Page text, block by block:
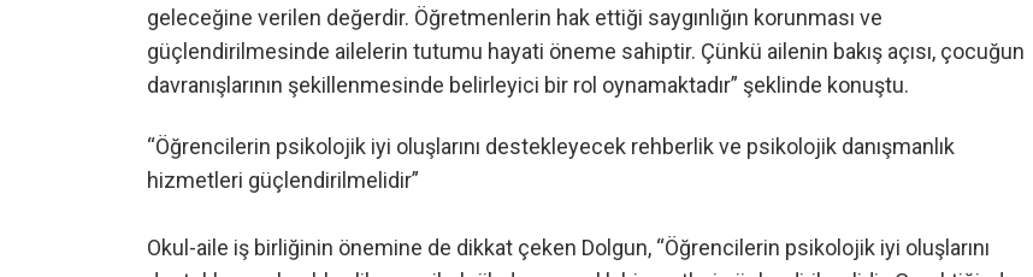
geleceğine verilen değerdir. Öğretmenlerin hak ettiği saygınlığın korunması ve
güçlendirilmesinde ailelerin tutumu hayati öneme sahiptir. Çünkü ailenin bakış açısı, çocuğun
davranışlarının şekillenmesinde belirleyici bir rol oynamaktadır” şeklinde konuştu.
“Öğrencilerin psikolojik iyi oluşlarını destekleyecek rehberlik ve psikolojik danışmanlık
hizmetleri güçlendirilmelidir”
Okul-aile iş birliğinin önemine de dikkat çeken Dolgun, “Öğrencilerin psikolojik iyi oluşlarını